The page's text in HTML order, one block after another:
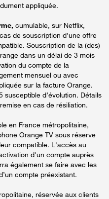
appliquée.
cumulable, sur Netflix,
de souscription d’une offre
Souscription de la (des)
dans un délai de 3 mois
du compte de la
mensuel ou avec
sur la facture Orange.
d’évolution. Détails
en cas de résiliation.
en France métropolitaine,
Orange TV sous réserve
compatible. L'accès au
d'un compte auprès
également se faire avec les
compte préexistant.
réservée aux clients